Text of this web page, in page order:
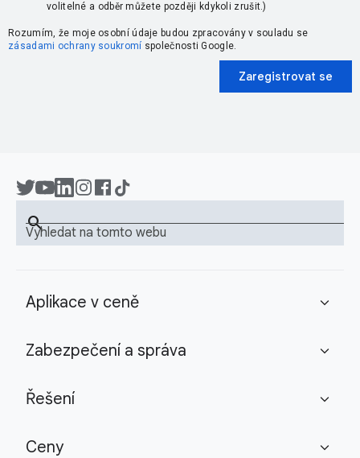
volitelné a odběr můžete později kdykoli zrušit.)
Rozumím, že moje osobní údaje budou zpracovány v souladu se
zásadami ochrany soukromí společnosti Google.
Zaregistrovat se
Vyhledat na tomto webu
search
Aplikace v ceně expand_more
Zabezpečení a správa expand_more
Řešení expand_more
Ceny expand_more